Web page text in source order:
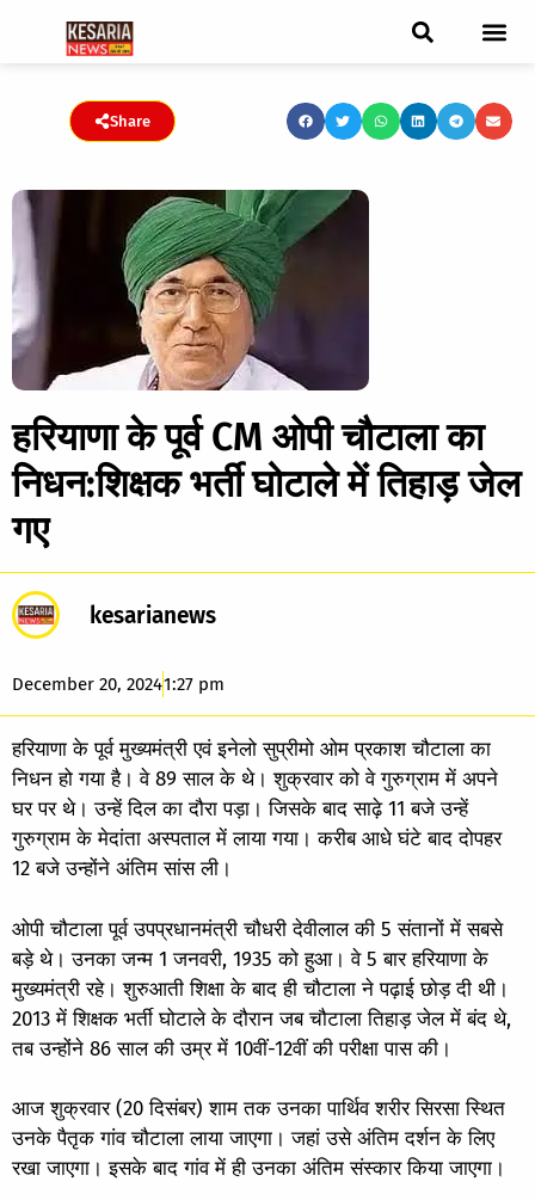
Share
हरियाणा के पूर्व CM ओपी चौटाला का
निधन:शिक्षक भर्ती घोटाले में तिहाड़ जेल
गए
kesarianews
December 20, 20241:27 pm
हरियाणा के पूर्व मुख्यमंत्री एवं इनेलो सुप्रीमो ओम प्रकाश चौटाला का
निधन हो गया है। वे 89 साल के थे। शुक्रवार को वे गुरुग्राम में अपने
घर पर थे। उन्हें दिल का दौरा पड़ा। जिसके बाद साढ़े 11 बजे उन्हें
गुरुग्राम के मेदांता अस्पताल में लाया गया। करीब आधे घंटे बाद दोपहर
12 बजे उन्होंने अंतिम सांस ली।
ओपी चौटाला पूर्व उपप्रधानमंत्री चौधरी देवीलाल की 5 संतानों में सबसे
बड़े थे। उनका जन्म 1 जनवरी, 1935 को हुआ। वे 5 बार हरियाणा के
मुख्यमंत्री रहे। शुरुआती शिक्षा के बाद ही चौटाला ने पढ़ाई छोड़ दी थी।
2013 में शिक्षक भर्ती घोटाले के दौरान जब चौटाला तिहाड़ जेल में बंद थे,
तब उन्होंने 86 साल की उम्र में 10वीं-12वीं की परीक्षा पास की।
आज शुक्रवार (20 दिसंबर) शाम तक उनका पार्थिव शरीर सिरसा स्थित
उनके पैतृक गांव चौटाला लाया जाएगा। जहां उसे अंतिम दर्शन के लिए
रखा जाएगा। इसके बाद गांव में ही उनका अंतिम संस्कार किया जाएगा।